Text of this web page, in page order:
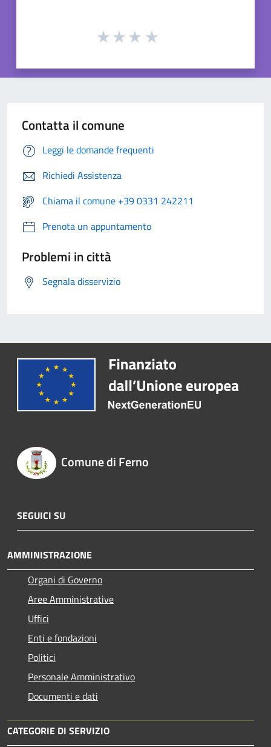
Contatta il comune
Leggi le domande frequenti
Richiedi Assistenza
Chiama il comune +39 0331 242211
Prenota un appuntamento
Problemi in città
Segnala disservizio
Comune di Ferno
SEGUICI SU
AMMINISTRAZIONE
Organi di Governo
Aree Amministrative
Uffici
Enti e fondazioni
Politici
Personale Amministrativo
Documenti e dati
CATEGORIE DI SERVIZIO